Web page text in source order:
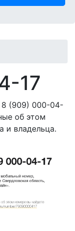
17
8 (909) 000-04-
об этом
и владельца.